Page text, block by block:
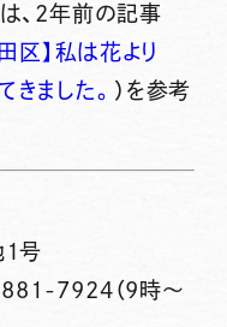
、2年前の記事
区】私は花より
きました。 ）を参考
号
7924（9時〜